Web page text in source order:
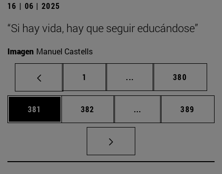
16 | 06 | 2025
“Si hay vida, hay que seguir educándose”
Imagen Manuel Castells
Página
1 ... Páginas intermedias
Página
380
Página
381 Página
382 ... Páginas intermedias
Página
389